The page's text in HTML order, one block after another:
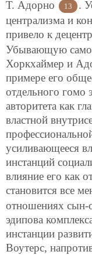
Т. Адорно
13
.
централизма и
привело к
Убывающую
Хоркхаймер и
примере его
отдельного гомо
авторитета как
властной
усиливающееся
инстанций
влияние его как
становится все
отношениях сын-
эдипова
инстанции
Воутерс,